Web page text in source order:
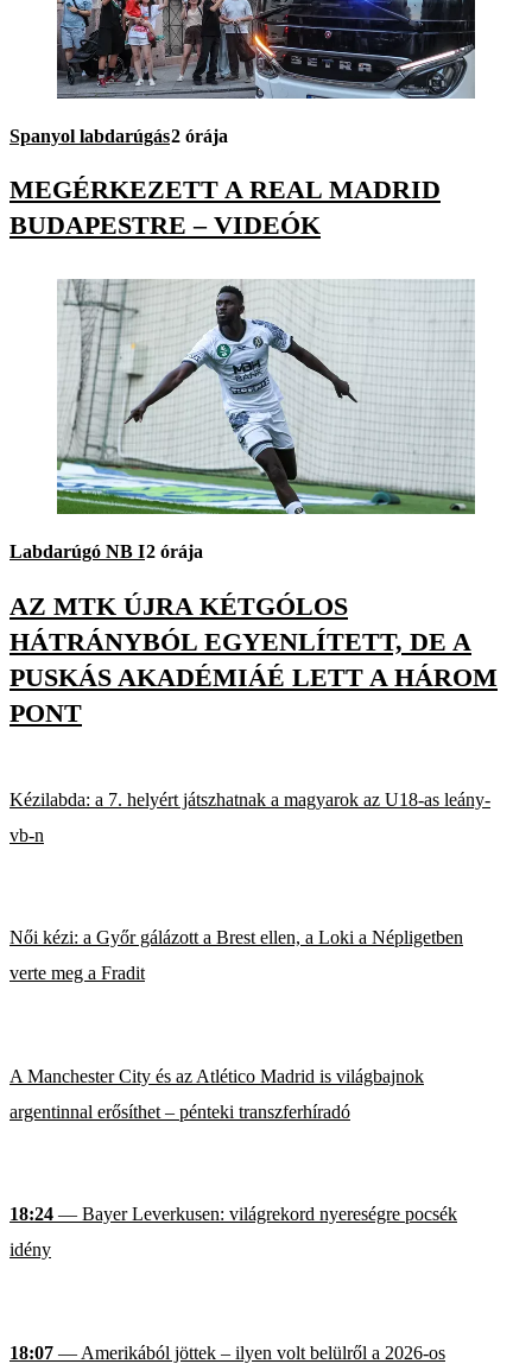
Spanyol labdarúgás2 órája
MEGÉRKEZETT A REAL MADRID
BUDAPESTRE – VIDEÓK
Labdarúgó NB I2 órája
AZ MTK ÚJRA KÉTGÓLOS
HÁTRÁNYBÓL EGYENLÍTETT, DE A
PUSKÁS AKADÉMIÁÉ LETT A HÁROM
PONT
Kézilabda: a 7. helyért játszhatnak a magyarok az U18-as leány-
vb-n
Női kézi: a Győr gálázott a Brest ellen, a Loki a Népligetben
verte meg a Fradit
A Manchester City és az Atlético Madrid is világbajnok
argentinnal erősíthet – pénteki transzferhíradó
18:24 — Bayer Leverkusen: világrekord nyereségre pocsék
idény
18:07 — Amerikából jöttek – ilyen volt belülről a 2026-os